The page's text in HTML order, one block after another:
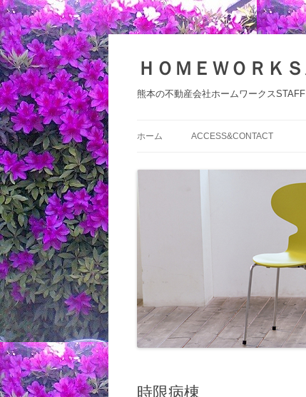
ン
ツ
へ
ス
ＨＯＭＥＷＯＲＫ
熊本の不動産会社ホームワークス
ホーム ACCESS&CONTACT
時限病棟